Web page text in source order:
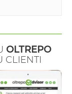
OLTREPO
CLIENTI